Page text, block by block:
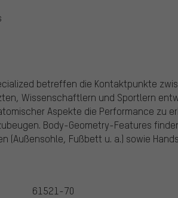
betreffen die Kontaktpunkte
Wissenschaftlern und Sportlern
Aspekte die Performance zu
Body-Geometry-Features
(Außensohle, Fußbett u. a.) sowie
61521-70